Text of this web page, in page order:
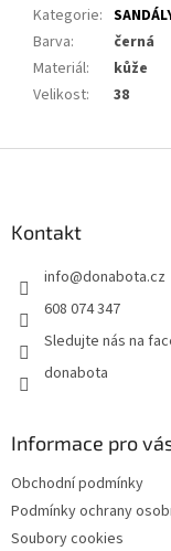
Kategorie:
Barva:
černá
Materiál:
kůže
Velikost: 38
Kontakt
info@donabota.cz
608 074 347
Sledujte nás na
donabota
Informace pro
Obchodní podmínky
Podmínky ochrany
Soubory cookies